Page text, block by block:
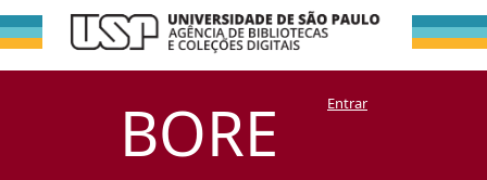
BORE
Filtrar por:
Assunto
DSpace/Manakin + CoriscoEntrar